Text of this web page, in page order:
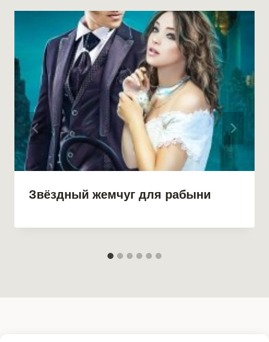
Звёздный жемчуг для рабыни